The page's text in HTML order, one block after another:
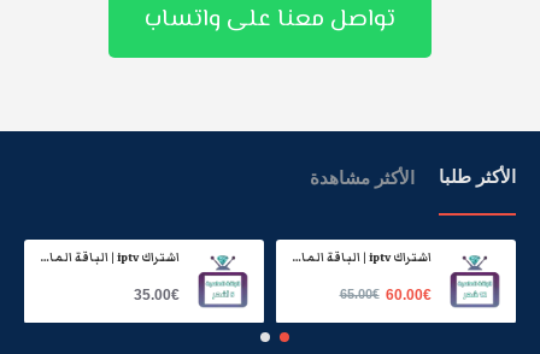
تواصل معنا على واتساب
الأكثر طلبا الأكثر مشاهدة
اشتراك iptv | الباقة الماسية | مدة عام
60.00€
65.00€
اشتراك iptv | الباقة الماسية | ستة اشهر
35.00€